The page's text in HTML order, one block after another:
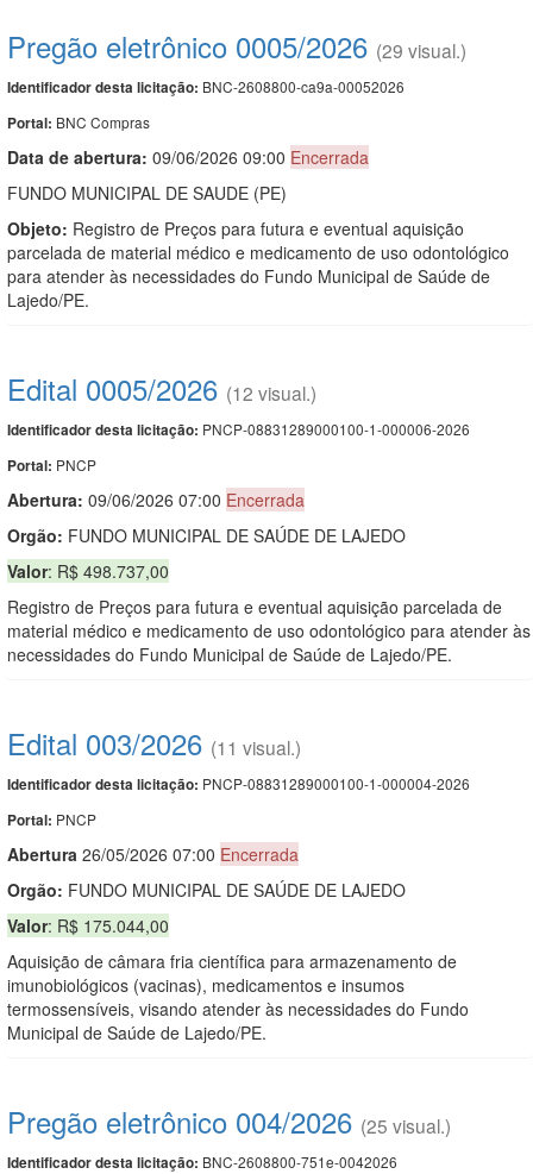
Pregão eletrônico 0005/2026 (29 visual.)
Identificador desta licitação: BNC-2608800-ca9a-00052026
Portal: BNC Compras
Data de abertura: 09/06/2026 09:00 Encerrada
FUNDO MUNICIPAL DE SAUDE (PE)
Objeto: Registro de Preços para futura e eventual aquisição
parcelada de material médico e medicamento de uso odontológico
para atender às necessidades do Fundo Municipal de Saúde de
Lajedo/PE.
Edital 0005/2026 (12 visual.)
Identificador desta licitação: PNCP-08831289000100-1-000006-2026
Portal: PNCP
Abertura: 09/06/2026 07:00 Encerrada
Orgão: FUNDO MUNICIPAL DE SAÚDE DE LAJEDO
Valor: R$ 498.737,00
Registro de Preços para futura e eventual aquisição parcelada de
material médico e medicamento de uso odontológico para atender às
necessidades do Fundo Municipal de Saúde de Lajedo/PE.
Edital 003/2026 (11 visual.)
Identificador desta licitação: PNCP-08831289000100-1-000004-2026
Portal: PNCP
Abertura 26/05/2026 07:00 Encerrada
Orgão: FUNDO MUNICIPAL DE SAÚDE DE LAJEDO
Valor: R$ 175.044,00
Aquisição de câmara fria científica para armazenamento de
imunobiológicos (vacinas), medicamentos e insumos
termossensíveis, visando atender às necessidades do Fundo
Municipal de Saúde de Lajedo/PE.
Pregão eletrônico 004/2026 (25 visual.)
Identificador desta licitação: BNC-2608800-751e-0042026